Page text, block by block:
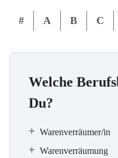
# A B C
Welche
Du?
Warenverräumer/in
Warenverräumung